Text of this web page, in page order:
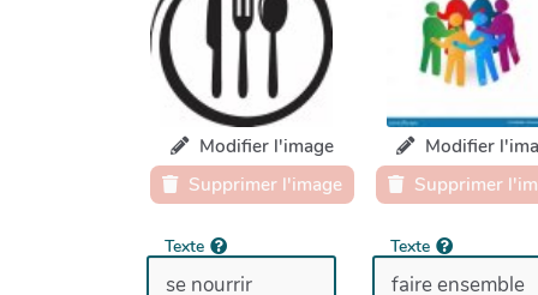
Modifier l'image
Supprimer l'image
Texte
Modifier
Supprimer
Texte